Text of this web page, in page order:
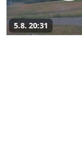
5.8. 20:31